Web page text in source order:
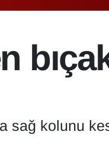
sağ kolunu